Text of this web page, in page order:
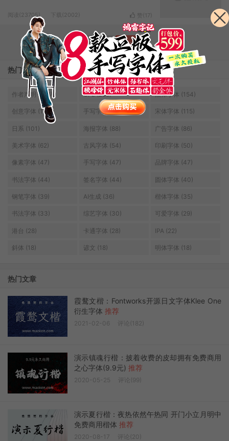
阅读(23705) 下载(2002) 17
上一页 下一页
热门标签
作者声明 (286) OFL (285) 黑体字体 (154)
创意字体 (139) 手写字体 (123) 宋体字体 (115)
日系 (101) 海报字体 (88) 广告字体 (86)
美术字体 (62) 古风字体 (54) 印刷字体 (50)
像素字体 (47) 手写字体 (47) 品牌字体 (47)
书法字体 (44) 签名字体 (44) 圆体字体 (40)
钢笔字体 (39) AI生成 (36) 楷体字体 (35)
书法字体 (33) 综艺字体 (30) 可爱字体 (29)
港台 (28) 卡通字体 (28) IPA (22)
斜体 (18) 谚文 (18) 明体字体 (18)
热门文章
霞鹜文楷：Fontworks开源日文字体Klee One
衍生字体 推荐
2021-02-06 评论(182)
演示镇魂行楷：披着收费的皮却拥有免费商用
之心字体(9.9元) 推荐
2020-05-25 评论(99)
演示夏行楷：夜热依然午热同 开门小立月明中
免费商用楷体 推荐
2020-08-17 评论(20)